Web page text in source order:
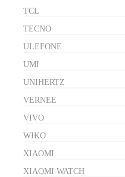
TCL
TECNO
ULEFONE
UMI
UNIHERTZ
VERNEE
VIVO
WIKO
XIAOMI
XIAOMI WATCH